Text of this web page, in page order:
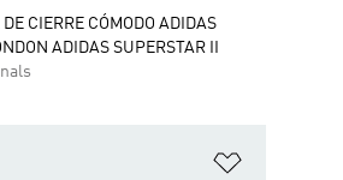
CIERRE CÓMODO ADIDAS
ADIDAS SUPERSTAR II